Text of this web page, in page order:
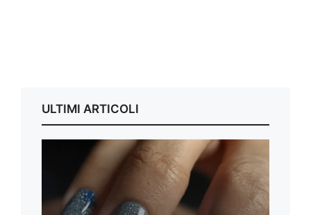
ULTIMI ARTICOLI